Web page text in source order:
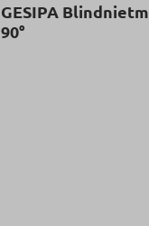
GESIPA
90°